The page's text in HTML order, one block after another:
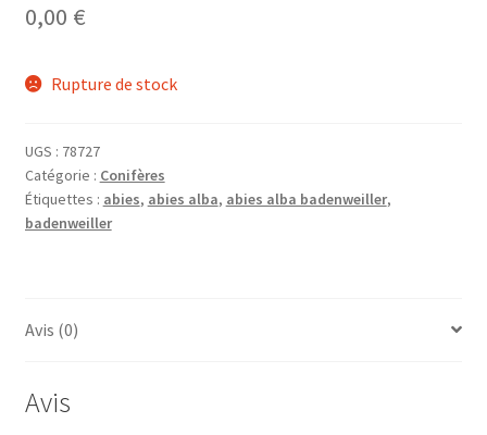
0,00 €
Rupture de stock
UGS : 78727
Catégorie : Conifères
Étiquettes : abies, abies alba, abies alba badenweiller,
badenweiller
Avis (0)
Avis